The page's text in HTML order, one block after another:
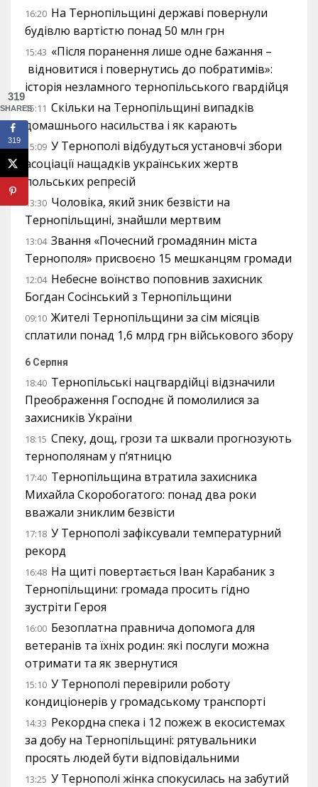
16:20 На Тернопільщині державі повернули
будівлю вартістю понад 50 млн грн
15:43 «Після поранення лише одне бажання –
відновитися і повернутись до побратимів»:
історія незламного тернопільського гвардійця
15:11 Скільки на Тернопільщині випадків
домашнього насильства і як карають
15:09 У Тернополі відбудуться установчі збори
асоціації нащадків українських жертв
польських репресій
13:30 Чоловіка, який зник безвісти на
Тернопільщині, знайшли мертвим
13:04 Звання «Почесний громадянин міста
Тернополя» присвоєно 15 мешканцям громади
12:04 Небесне воїнство поповнив захисник
Богдан Сосінський з Тернопільщини
09:10 Жителі Тернопільщини за сім місяців
сплатили понад 1,6 млрд грн військового збору
6 Серпня
18:40 Тернопільські нацгвардійці відзначили
Преображення Господнє й помолилися за
захисників України
18:15 Спеку, дощ, грози та шквали прогнозують
тернополянам у п’ятницю
17:40 Тернопільщина втратила захисника
Михайла Скоробогатого: понад два роки
вважали зниклим безвісти
17:18 У Тернополі зафіксували температурний
рекорд
16:48 На щиті повертається Іван Карабаник з
Тернопільщини: громада просить гідно
зустріти Героя
16:00 Безоплатна правнича допомога для
ветеранів та їхніх родин: які послуги можна
отримати та як звернутися
15:10 У Тернополі перевірили роботу
кондиціонерів у громадському транспорті
14:33 Рекордна спека і 12 пожеж в екосистемах
за добу на Тернопільщині: рятувальники
просять людей бути відповідальними
13:25 У Тернополі жінка спокусилась на забутий
319
SHARES
319